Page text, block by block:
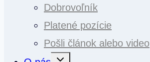
Dobrovoľník
Platené pozície
Pošli článok alebo video
Toggle